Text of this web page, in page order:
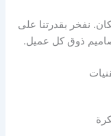
نفخر بقدرتنا على
ذوق كل عميل.